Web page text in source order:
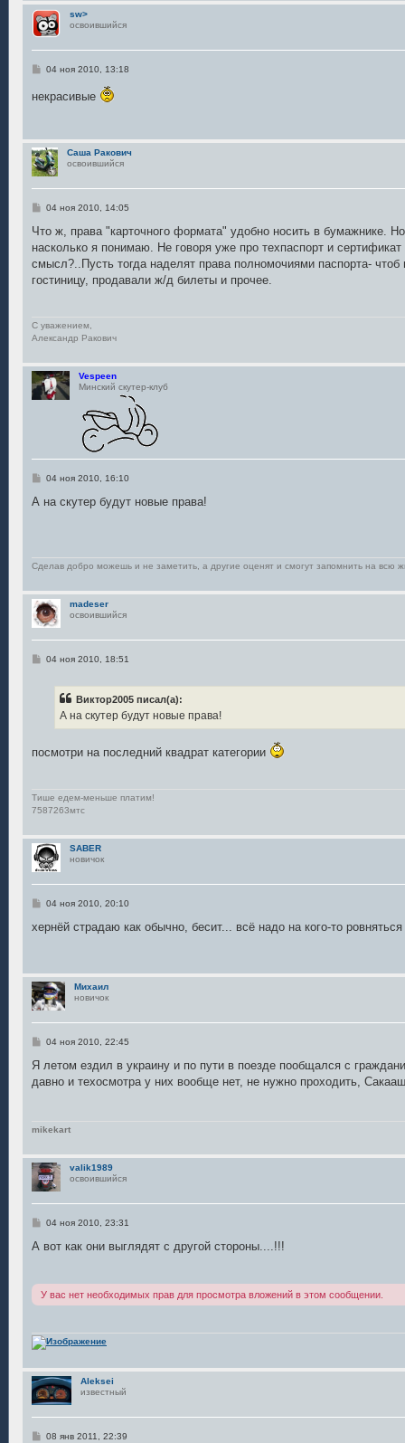
и
е
sw>
освоившийся
С
б
и
е
04 ноя 2010, 13:18
некрасивые
Саша Ракович
освоившийся
С
о
щ
е
и
04 ноя 2010, 14:05
Что ж, права "карточного формата" удобно носить в бумажнике.
насколько я понимаю. Не говоря уже про техпаспорт и
смысл?..Пусть тогда наделят права полномочиями паспорта-
гостиницу, продавали ж/д билеты и прочее.
С уважением,
Александр Ракович
Vespeen
Минский скутер-клуб
С
о
е
04 ноя 2010, 16:10
А на скутер будут новые права!
Сделав добро можешь и не заметить, а другие оценят и смогут запомнить на всю
madeser
освоившийся
С04 ноя 2010, 18:51
Виктор2005 писал(а):
А на скутер будут новые права!
посмотри на последний квадрат категории
Тише едем-меньше платим!
7587263мтс
SABER
новичок
С
о
б
и
е
04 ноя 2010, 20:10
хернёй страдаю как обычно, бесит... всё надо на кого-то ровняться
Михаил
новичок
С
о
щ
е
04 ноя 2010, 22:45
Я летом ездил в украину и по пути в поезде пообщался с
давно и техосмотра у них вообще нет, не нужно проходить,
mikekart
valik1989
освоившийся
С
о
н
и
е
04 ноя 2010, 23:31
А вот как они выглядят с другой стороны....!!!
У вас нет необходимых прав для просмотра вложений в этом сообщении.
Aleksei
известный
С08 янв 2011, 22:39